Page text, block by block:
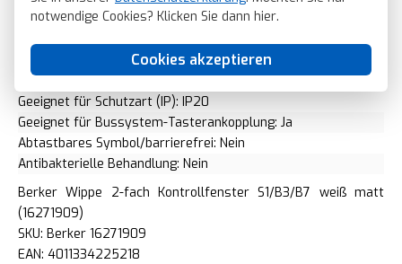
notwendige Cookies? Klicken Sie dann hier.
Cookies akzeptieren
Schlagfestigkeit: IK05
Mit Beschriftungsfeld: Nein
Mit austauschbarer Linse/Symbol: Nein
Ausführung der Oberfläche: matt
Geeignet für Schutzart (IP): IP20
Geeignet für Bussystem-Tasterankopplung: Ja
Abtastbares Symbol/barrierefrei: Nein
Antibakterielle Behandlung: Nein
Berker Wippe 2-fach Kontrollfenster S1/B3/B7 weiß matt
(16271909)
SKU: Berker 16271909
EAN: 4011334225218